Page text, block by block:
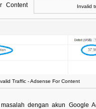
Invalid
Content
Traffic - Adsense For Content
dengan akun Google